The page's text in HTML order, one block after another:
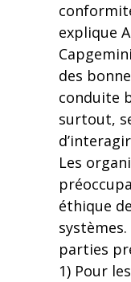
explique
des
conduite
surtout,
Les
éthique
parties
1) Pour